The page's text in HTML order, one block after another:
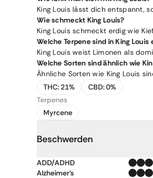
King Louis lässt dich entspannt,
Wie schmeckt King Louis?
King Louis schmeckt erdig wie
Welche Terpene sind in King Louis
King Louis weist Limonen als
Welche Sorten sind ähnlich wie
Ähnliche Sorten wie King Louis
THC:21% CBD:0%
Terpenes
Myrcene
Beschwerden
ADD/ADHD
Alzheimer's